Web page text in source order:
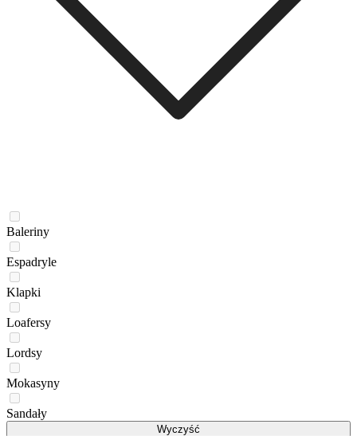
Baleriny
Espadryle
Klapki
Loafersy
Lordsy
Mokasyny
Sandały
Wyczyść